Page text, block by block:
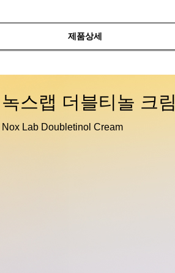
제품상세
녹스랩 더블티놀 크림
Nox Lab Doubletinol Cream